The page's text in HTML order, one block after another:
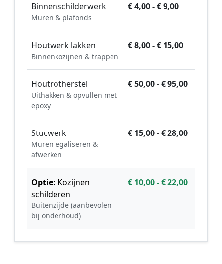
Binnenschilderwerk
Muren & plafonds
€ 4,00 - € 9,00
Houtwerk lakken
Binnenkozijnen & trappen
€ 8,00 - € 15,00
Houtrotherstel
Uithakken & opvullen met
epoxy
€ 50,00 - € 95,00
Stucwerk
Muren egaliseren &
afwerken
€ 15,00 - € 28,00
Optie: Kozijnen
schilderen
Buitenzijde (aanbevolen
bij onderhoud)
€ 10,00 - € 22,00